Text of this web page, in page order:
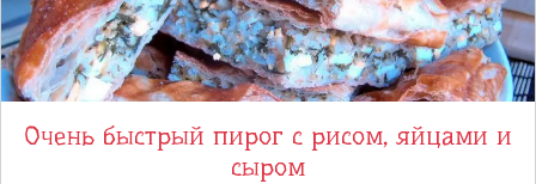
Очень быстрый пирог с рисом, яйцами и
сыром